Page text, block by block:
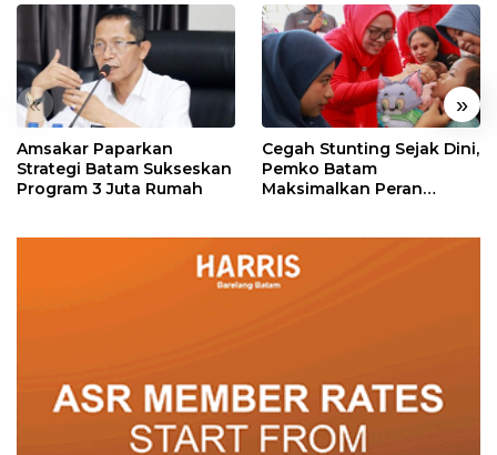
« »
Amsakar Paparkan
Strategi Batam Sukseskan
Program 3 Juta Rumah
Cegah Stunting Sejak Dini,
Pemko Batam
Maksimalkan Peran